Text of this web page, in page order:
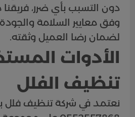
دون التسبب بأي ضرر،
وفق معايير السلامة
لضمان رضا العميل وثقته.
الأدوات
تنظيف الفلل
نعتمد في شركة تنظيف فلل